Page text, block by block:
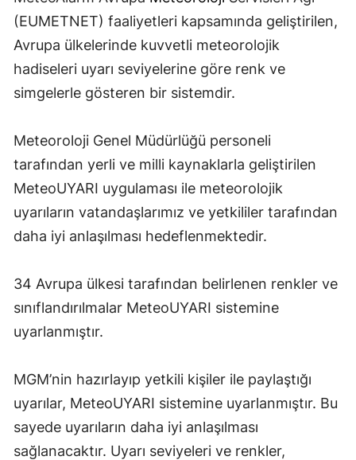
Erzincan
Erzurum
Eskişehir
Giresun
Gümüşhane
Hakkari
Hatay
Mersin
Kars
Kastamonu
(EUMETNET) faaliyetleri kapsamında geliştirilen,
Avrupa ülkelerinde kuvvetli meteorolojik
hadiseleri uyarı seviyelerine göre renk ve
simgelerle gösteren bir sistemdir.
Meteoroloji Genel Müdürlüğü personeli
tarafından yerli ve milli kaynaklarla geliştirilen
MeteoUYARI uygulaması ile meteorolojik
uyarıların vatandaşlarımız ve yetkililer tarafından
daha iyi anlaşılması hedeflenmektedir.
34 Avrupa ülkesi tarafından belirlenen renkler ve
sınıflandırılmalar MeteoUYARI sistemine
uyarlanmıştır.
MGM’nin hazırlayıp yetkili kişiler ile paylaştığı
uyarılar, MeteoUYARI sistemine uyarlanmıştır. Bu
sayede uyarıların daha iyi anlaşılması
sağlanacaktır. Uyarı seviyeleri ve renkler,